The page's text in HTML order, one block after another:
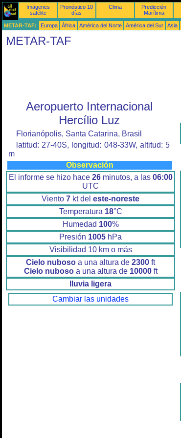
Imágenes
satélite
Pronóstico 10
días
Clima
Predicción
Marítima
METAR-TAF: Europa África América del Norte América del Sur Asia
METAR-TAF
Aeropuerto Internacional
Hercílio Luz
Florianópolis, Santa Catarina, Brasil
latitud: 27-40S, longitud: 048-33W, altitud: 5
m
Observación
El informe se hizo hace 26minutos, a las 06:00
UTC
Viento 7 kt del este-noreste
Temperatura 18°C
Humedad 100%
Presión 1005 hPa
Visibilidad 10 km o más
Cielo nuboso a una altura de 2300 ft
Cielo nubosoa una altura de 10000ft
lluvia ligera
Cambiar las unidades